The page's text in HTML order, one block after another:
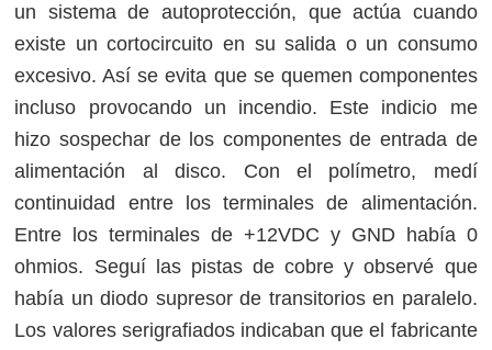
un sistema de autoprotección, que actúa cuando
existe un cortocircuito en su salida o un consumo
excesivo. Así se evita que se quemen componentes
incluso provocando un incendio. Este indicio me
hizo sospechar de los componentes de entrada de
alimentación al disco. Con el polímetro, medí
continuidad entre los terminales de alimentación.
Entre los terminales de +12VDC y GND había 0
ohmios. Seguí las pistas de cobre y observé que
había un diodo supresor de transitorios en paralelo.
Los valores serigrafiados indicaban que el fabricante